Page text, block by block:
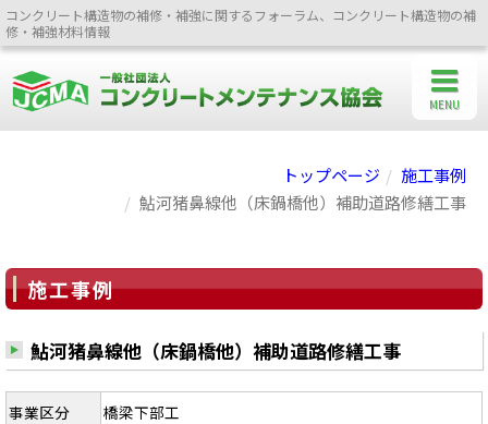
コンクリート構造物の補修・補強に関するフォーラム、コンクリート構造物の補
修・補強材料情報
トップページ
施工事例
鮎河猪鼻線他（床鍋橋他）補助道路修繕工事
施工事例
鮎河猪鼻線他（床鍋橋他）補助道路修繕工事
事業区分
橋梁下部工
MENU